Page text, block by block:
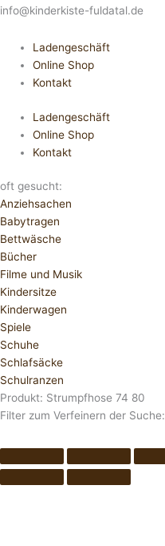
info@kinderkiste-fuldatal.de
Ladengeschäft
Online Shop
Kontakt
Ladengeschäft
Online Shop
Kontakt
oft gesucht:
Anziehsachen
Babytragen
Bettwäsche
Bücher
Filme und Musik
Kindersitze
Kinderwagen
Spiele
Schuhe
Schlafsäcke
Schulranzen
Produkt: Strumpfhose 74 80
Filter zum Verfeinern der Suche: